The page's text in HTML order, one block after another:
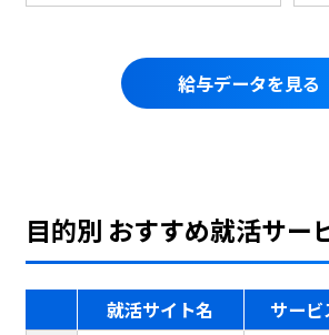
給与データを見る
目的別 おすすめ就活サー
就活サイト名
サー